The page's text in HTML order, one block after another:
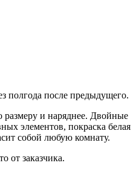
полгода после предыдущего.
размеру и наряднее. Двойные
элементов, покраска белая
собой любую комнату.
от заказчика.